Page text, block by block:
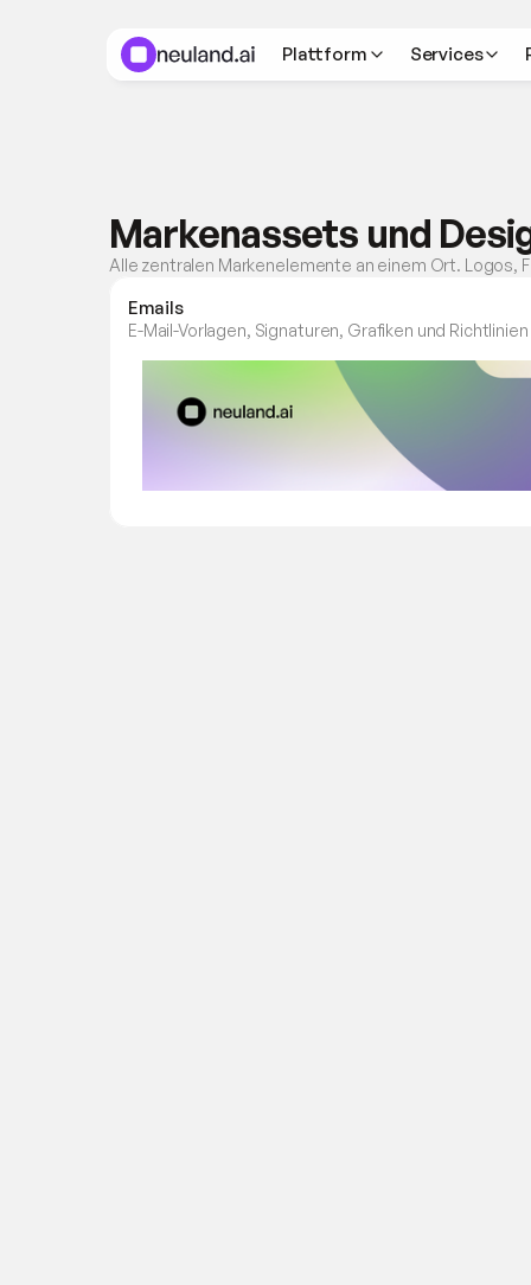
Markenassets und
Alle zentralen Markenelemente an einem Ort. Logos,
Emails
E-Mail-Vorlagen, Signaturen, Grafiken und
Plattform Services